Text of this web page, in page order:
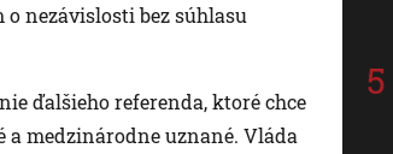
nezávislosti bez súhlasu
ďalšieho referenda, ktoré chce
a medzinárodne uznané. Vláda